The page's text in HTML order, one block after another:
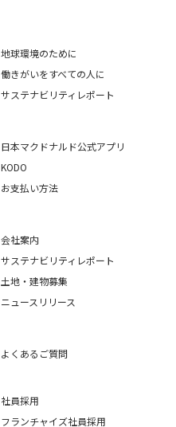
地球環境のために
働きがいをすべての人に
サステナビリティレポート
日本マクドナルド公式アプリ
KODO
お支払い方法
会社案内
サステナビリティレポート
土地・建物募集
ニュースリリース
よくあるご質問
社員採用
フランチャイズ社員採用